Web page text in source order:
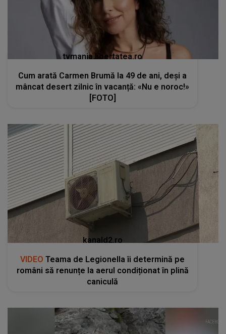
tvmania.libertatea.ro
Cum arată Carmen Brumă la 49 de ani, deși a
mâncat desert zilnic în vacanță: «Nu e noroc!»
[FOTO]
kanald2.ro
VIDEO Teama de Legionella îi determină pe
români să renunțe la aerul condiționat în plină
caniculă